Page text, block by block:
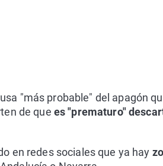
"más probable" del apagón
de que es "prematuro"
en redes sociales que ya hay